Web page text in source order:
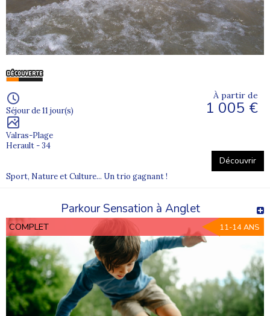
Quelle colonie de vacances choisir?
La 1ère colonie de vacances
Séjour de 11 jour(s)
Valras-Plage
Herault - 34
À partir de
1 005 €
Découvrir
Sport, Nature et Culture... Un trio gagnant !
Parkour Sensation à Anglet
COMPLET 11-14 ANS